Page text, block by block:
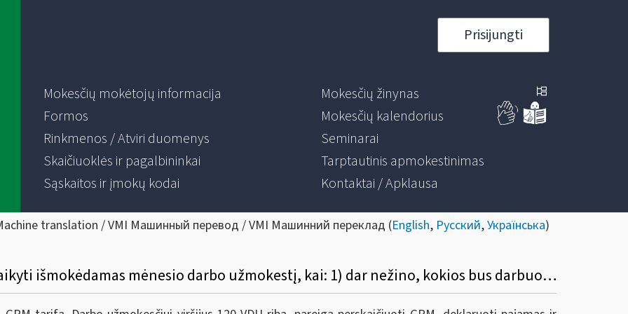
Prisijungti
Mokesčių mokėtojų informacija
Formos
Rinkmenos / Atviri duomenys
Skaičiuoklės ir pagalbininkai
Sąskaitos ir įmokų kodai
Mokesčių žinynas
Mokesčių kalendorius
Seminarai
Tarptautinis apmokestinimas
Kontaktai / Apklausa
translation / VMI Машинный перевод / VMI Машинний переклад (English, Русский,Українська)
40. Kokį GPM tarifą darbdavys turės taikyti išmokėdamas mėnesio darbo užmokestį, kai: 1) dar nežino, kokios bus darbuotojo metinės pajamos, 2) kai mano, kad darbuotojo darbo užmokestis 2019 m. lapkričio ar gruodžio mėn. viršys 120 VDU?